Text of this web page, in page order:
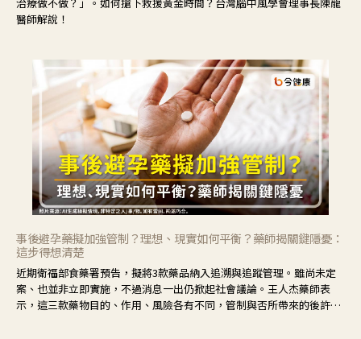
醫師解說！
事後避孕藥擬加強管制？理想、現實如何平衡？藥師揭關鍵隱憂：
這步得想清楚
近期衛福部食藥署預告，擬將3款藥品納入追溯與追蹤管理。雖尚未定
案、也並非立即實施，不過消息一出仍掀起社會議論。王人杰藥師表
示，這三款藥物目的、作用、風險各有不同，管制與否所帶來的後許影